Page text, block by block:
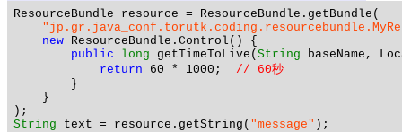
ResourceBundle resource = ResourceBundle.getBundle(
new ResourceBundle.Control() {
public
long getTimeToLive(String baseName,
return 60 * 1000; // 60秒
    }
String text = resource.getString( "message"